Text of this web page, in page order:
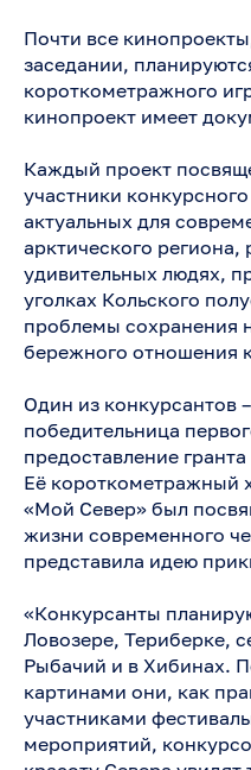
Почти все
заседании,
короткометражного
кинопроект имеет
Каждый проект
участники
актуальных для
арктического региона,
удивительных людях,
уголках Кольского
проблемы сохранения
бережного отношения
Один из конкурсантов
победительница
предоставление
Её короткометражный
«Мой Север» был
жизни современного
представила идею
«Конкурсанты
Ловозере, Териберке,
Рыбачий и в Хибинах.
картинами они, как
участниками
мероприятий,